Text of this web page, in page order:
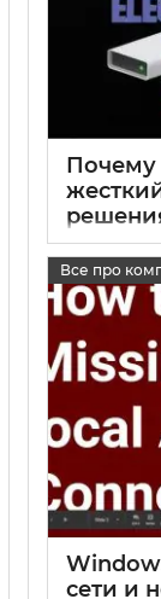
Почему
Все про
сети и